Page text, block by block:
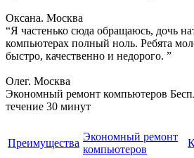
Оксана. Москва
“Я частенько сюда обращаюсь, дочь
компьютерах полный ноль. Ребята
быстро, качественно и недорого. ”
Олег. Москва
Экономный ремонт компьютеров
течение 30 минут
Преимущества
Экономный ремонт
компьютеров